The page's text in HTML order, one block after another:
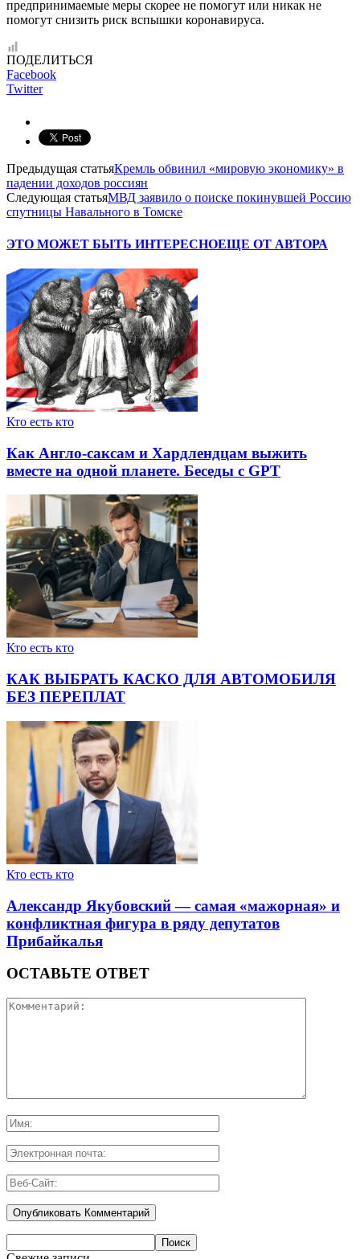
предпринимаемые меры скорее не помогут или никак не
помогут снизить риск вспышки коронавируса.
ПОДЕЛИТЬСЯ
Facebook
Twitter
Предыдущая статьяКремль обвинил «мировую экономику» в
падении доходов россиян
Следующая статьяМВД заявило о поиске покинувшей Россию
спутницы Навального в Томске
ЭТО МОЖЕТ БЫТЬ ИНТЕРЕСНОЕЩЕ ОТ АВТОРА
Кто есть кто
Как Англо-саксам и Хардлендцам выжить
вместе на одной планете. Беседы с GPT
Кто есть кто
КАК ВЫБРАТЬ КАСКО ДЛЯ АВТОМОБИЛЯ
БЕЗ ПЕРЕПЛАТ
Кто есть кто
Александр Якубовский — самая «мажорная» и
конфликтная фигура в ряду депутатов
Прибайкалья
ОСТАВЬТЕ ОТВЕТ